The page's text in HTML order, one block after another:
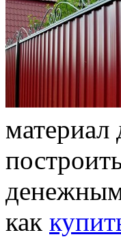
материал
как